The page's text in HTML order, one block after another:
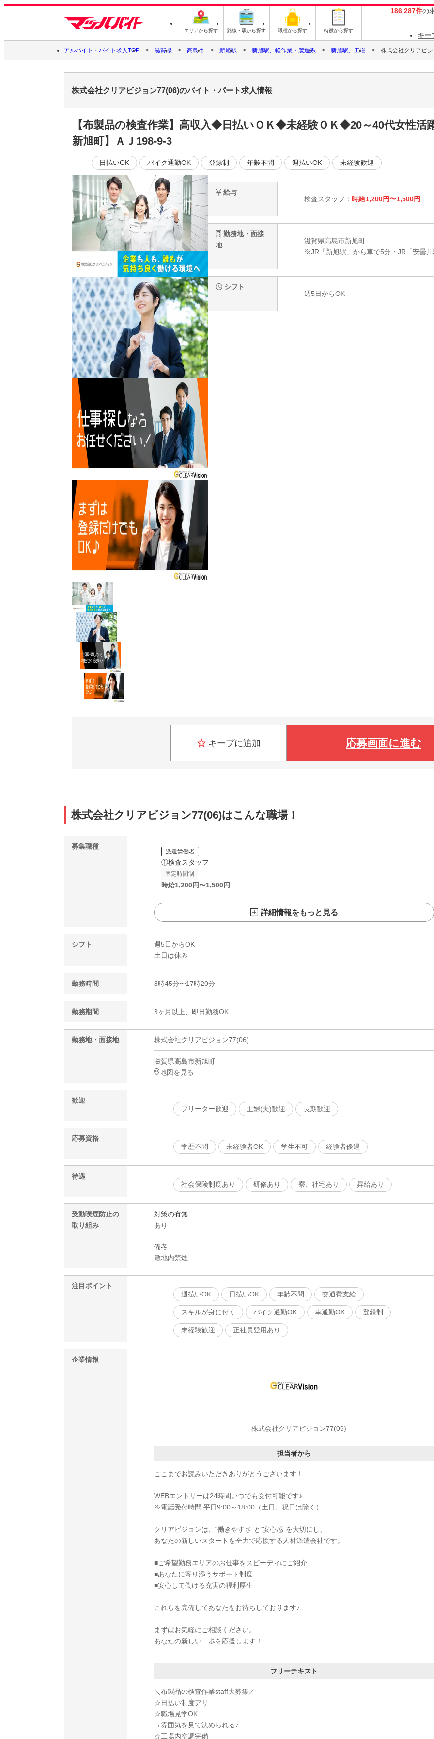
エリアから探す 路線・駅から探す 職種から探す 特徴から探す
186,287件の
キー
アルバイト・バイト求人TOP 滋賀県 高島市 新旭駅 新旭駅、軽作業・製造系 新旭駅、工場 株式会社クリアビ
株式会社クリアビジョン77(06)のバイト・パート求人情報
【布製品の検査作業】高収入◆日払いＯＫ◆未経験ＯＫ◆20～40代女性活
新旭町】ＡＪ198-9-3
日払いOK バイク通勤OK 登録制 年齢不問 週払いOK 未経験歓迎
給与
検査スタッフ： 時給1,200円〜1,500円
勤務地・面接
地
滋賀県高島市新旭町
※JR「新旭駅」から車で5分・JR「安曇
シフト
週5日からOK
キープに追加 応募画面に進む
株式会社クリアビジョン77(06)はこんな職場！
募集職種
派遣労働者
①検査スタッフ
固定時間制
時給1,200円〜1,500円
詳細情報をもっと見る
シフト
週5日からOK
土日は休み
勤務時間 8時45分〜17時20分
勤務期間 3ヶ月以上、即日勤務OK
勤務地・面接地 株式会社クリアビジョン77(06)
滋賀県高島市新旭町
地図を見る
歓迎
フリーター歓迎
主婦(夫)歓迎 長期歓迎
応募資格
学歴不問
未経験者OK 学生不可 経験者優遇
待遇
社会保険制度あり
研修あり 寮、社宅あり 昇給あり
受動喫煙防止の
取り組み
対策の有無
あり
備考
敷地内禁煙
注目ポイント
週払いOK
日払いOK 年齢不問 交通費支給
スキルが身に付く バイク通勤OK 車通勤OK 登録制
未経験歓迎 正社員登用あり
企業情報
株式会社クリアビジョン77(06)
担当者から
ここまでお読みいただきありがとうございます！
WEBエントリーは24時間いつでも受付可能です♪
※電話受付時間 平日9:00～18:00（土日、祝日は除く）
クリアビジョンは、“働きやすさ”と“安心感”を大切にし、
あなたの新しいスタートを全力で応援する人材派遣会社です。
■ご希望勤務エリアのお仕事をスピーディにご紹介
■あなたに寄り添うサポート制度
■安心して働ける充実の福利厚生
これらを完備してあなたをお待ちしております♪
まずはお気軽にご相談ください。
あなたの新しい一歩を応援します！
フリーテキスト
＼布製品の検査作業staff大募集／
☆日払い制度アリ
☆職場見学OK
→雰囲気を見て決められる♪
☆工場内空調完備